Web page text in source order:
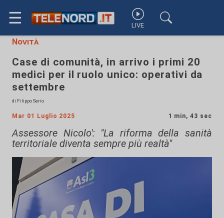
☰ LIVE
Novità
Case di comunità, in arrivo i primi 20
medici per il ruolo unico: operativi da
settembre
di Filippo Serio
Mar 01 Luglio 2025 1 min, 43 sec
Assessore Nicolo': "La riforma della sanità
territoriale diventa sempre più realtà"